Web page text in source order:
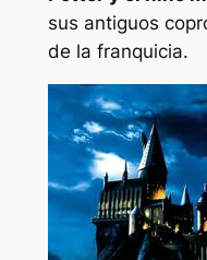
sus antiguos
de la franquicia.